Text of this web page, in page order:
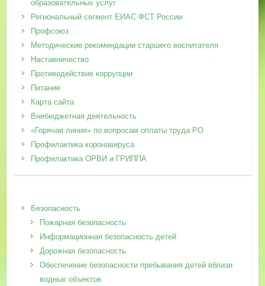
образовательных услуг
Региональный сегмент ЕИАС ФСТ России
Профсоюз
Методические рекомендации старшего воспитателя
Наставничество
Противодействие коррупции
Питание
Карта сайта
Внебюджетная деятельность
«Горячая линия» по вопросам оплаты труда РО
Профилактика коронавируса
Профилактика ОРВИ и ГРИППА
Безопасность
Пожарная безопасность
Информационная безопасность детей
Дорожная безопасность
Обеспечение безопасности пребывания детей вблизи
водных объектов